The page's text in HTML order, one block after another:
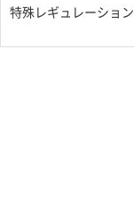
特殊レギュレーション